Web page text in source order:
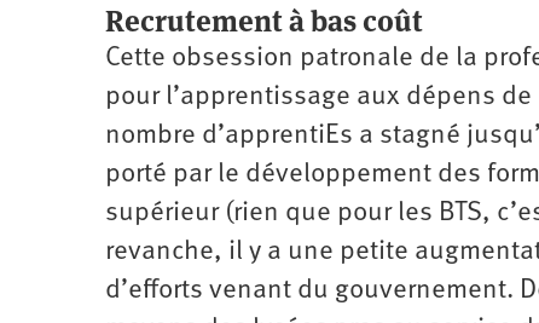
Recrutement à bas coût
Cette obsession patronale de la
pour l’apprentissage aux dépens
nombre d’apprentiEs a stagné
porté par le développement des
supérieur (rien que pour les BTS,
revanche, il y a une petite
d’efforts venant du gouvernement.